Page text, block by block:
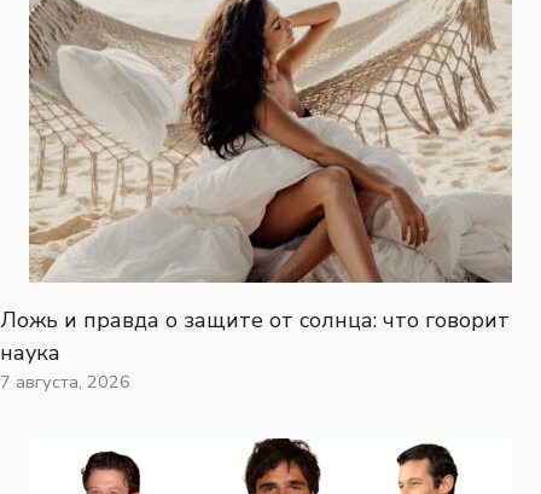
Ложь и правда о защите от солнца: что говорит
наука
7 августа, 2026